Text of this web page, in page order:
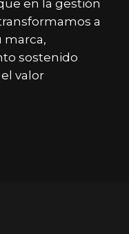
en la gestión
a
marca,
sostenido
valor